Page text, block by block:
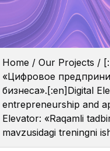
Home / Our Projects /
«Цифровое
бизнеса».[:en]Digital
entrepreneurship and
Elevator: «Raqamli
mavzusidagi treningni